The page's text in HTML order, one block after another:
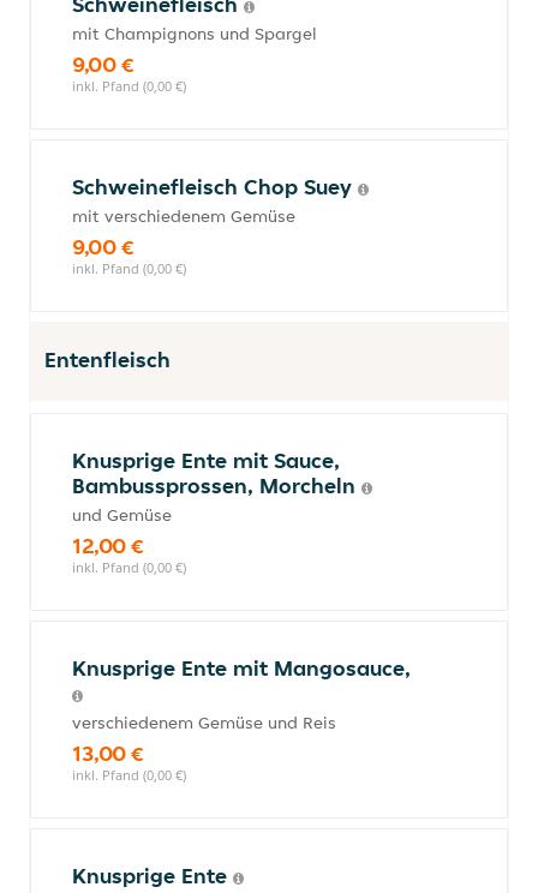
mit Champignons und Spargel
9,00 €
inkl. Pfand (0,00 €)
Schweinefleisch Chop Suey
mit verschiedenem Gemüse
9,00 €
inkl. Pfand (0,00 €)
Entenfleisch
Knusprige Ente mit Sauce,
Bambussprossen, Morcheln
und Gemüse
12,00 €
inkl. Pfand (0,00 €)
Knusprige Ente mit Mangosauce,
verschiedenem Gemüse und Reis
13,00 €
inkl. Pfand (0,00 €)
Knusprige Ente